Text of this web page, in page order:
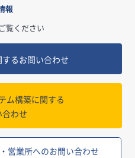
報
覧ください
るお問い合わせ
ム構築に関する
わせ
営業所へのお問い合わせ